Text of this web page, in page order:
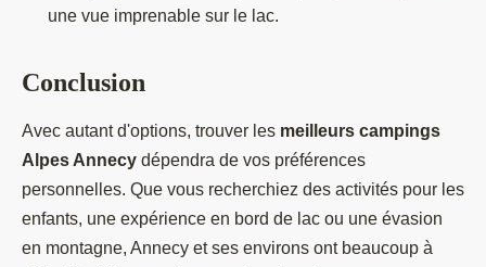
une vue imprenable sur le lac.
Conclusion
Avec autant d'options, trouver les meilleurs campings
Alpes Annecy dépendra de vos préférences
personnelles. Que vous recherchiez des activités pour les
enfants, une expérience en bord de lac ou une évasion
en montagne, Annecy et ses environs ont beaucoup à